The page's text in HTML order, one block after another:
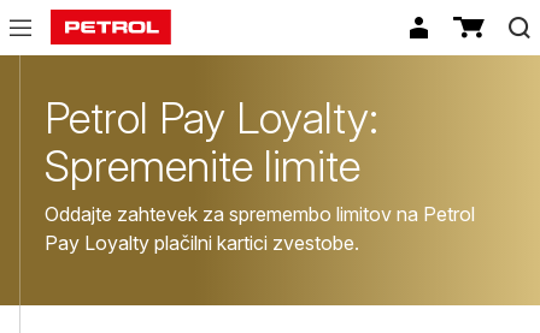
Sprememba
limita
Petrol Pay Loyalty:
Spremenite limite
Oddajte zahtevek za spremembo limitov na Petrol
Pay Loyalty plačilni kartici zvestobe.